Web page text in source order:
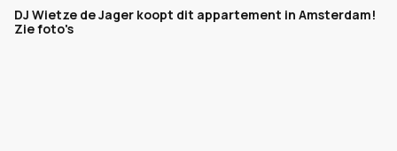
DJ Wietze de Jager koopt dit appartement in Amsterdam!
Zie foto's